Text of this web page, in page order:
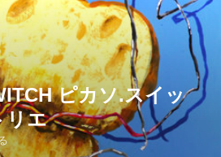
ピカソ.スイッ
リエ